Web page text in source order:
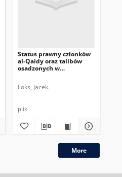
Rękawek, Kacper.
Status prawny członków
al-Qaidy oraz talibów
osadzonych w
Foks, Jacek.
plik
More